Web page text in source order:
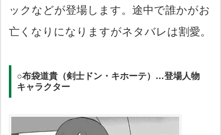
ックなどが登場します。途中で誰かがお
亡くなりになりますがネタバレは割愛。
○布袋道貴（剣士ドン・キホーテ）…登場人物
キャラクター